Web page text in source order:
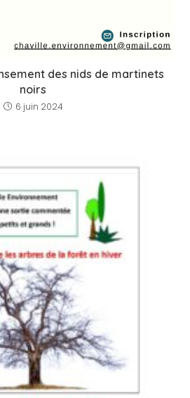
des nids de martinets
noirs
6 juin 2024